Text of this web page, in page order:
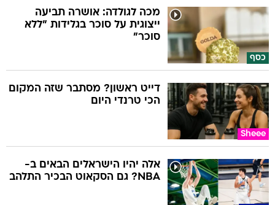
כסף
מכה לגולדה: אושרה תביעה
ייצוגית על סוכר בגלידות "ללא
סוכר"
Sheee
דייט ראשון? מסתבר שזה המקום
הכי טרנדי היום
אלה יהיו הישראלים הבאים ב-
NBA? גם הסקאוט הבכיר התלהב